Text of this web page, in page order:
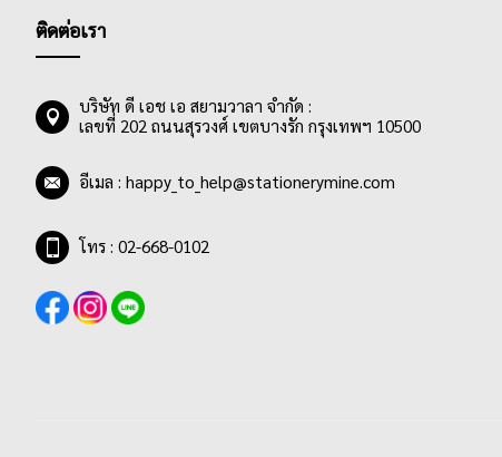
EE 0 รายการ
H 0รายการ
3H 0รายการ
5H 0รายการ
6H 0รายการ
รายการ
ติดต่อเรา
บริษัท ดี เอช เอ สยามวาลา จำกัด :
เลขที่ 202 ถนนสุรวงศ์ เขตบางรัก กรุงเทพฯ 10500
อีเมล : happy_to_help@stationerymine.com
โทร : 02-668-0102